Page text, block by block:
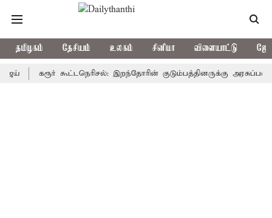
தமிழகம் தேசியம் உலகம் சினிமா விளையாட்டு
கரூர் கூட்டநெரிசல்: இறந்தோரின் குடும்பத்தினருக்கு அரசுப்பணி